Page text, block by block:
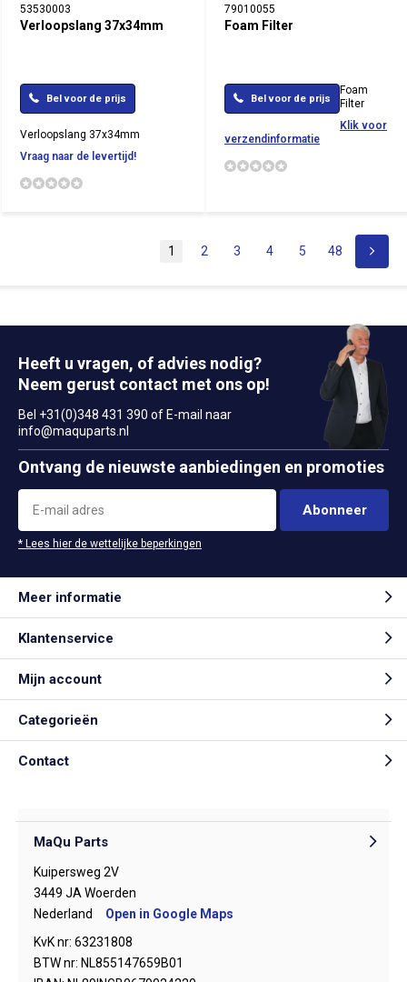
53530003
Verloopslang 37x34mm
Bel voor de prijs
Verloopslang 37x34mm
Vraag naar de levertijd!
79010055
Foam Filter
Bel voor de prijs
Foam
Filter
Klik voor
verzendinformatie
1 2 3 4 5 48
Heeft u vragen, of advies nodig?
Neem gerust contact met ons op!
Bel +31(0)348 431 390 of E-mail naar
info@maquparts.nl
Ontvang de nieuwste aanbiedingen en promoties
Abonneer
* Lees hier de wettelijke beperkingen
Meer informatie
Klantenservice
Mijn account
Categorieën
Contact
MaQu Parts
Kuipersweg 2V
3449 JA Woerden
Nederland
Open in Google Maps
KvK nr: 63231808
BTW nr: NL855147659B01